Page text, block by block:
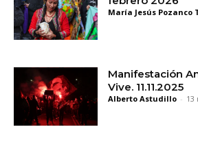
María Jesús Pozanco
Manifestación
Vive. 11.11.2025
Alberto Astudillo - 13